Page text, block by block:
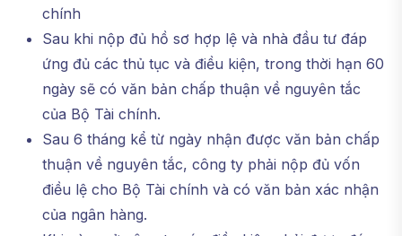
chính
Sau khi nộp đủ hồ sơ hợp lệ và nhà đầu tư đáp
ứng đủ các thủ tục và điều kiện, trong thời hạn 60
ngày sẽ có văn bản chấp thuận về nguyên tắc
của Bộ Tài chính.
Sau 6 tháng kể từ ngày nhận được văn bản chấp
thuận về nguyên tắc, công ty phải nộp đủ vốn
điều lệ cho Bộ Tài chính và có văn bản xác nhận
của ngân hàng.